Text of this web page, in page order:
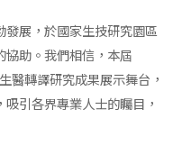
展，於國家生技研究園區
助。我們相信，本屆
醫轉譯研究成果展示舞台，
引各界專業人士的矚目，